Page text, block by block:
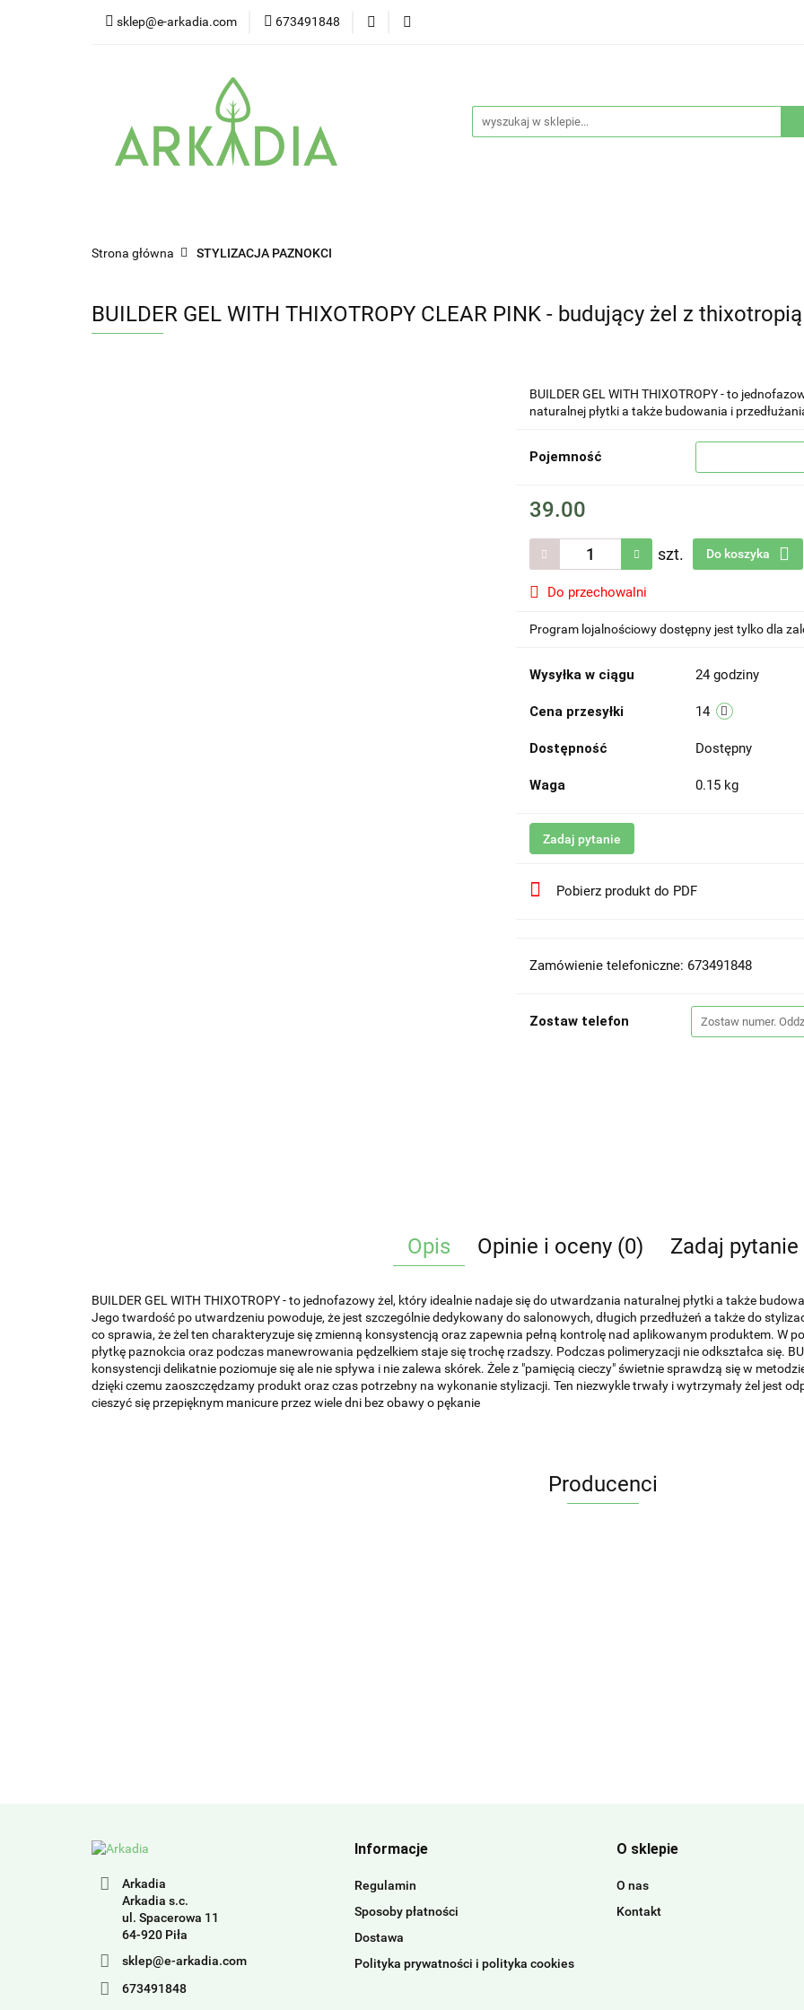
sklep@e-arkadia.com 673491848
Kategorie Producenci
Strona główna STYLIZACJA PAZNOKCI
BUILDER GEL WITH THIXOTROPY CLEAR PINK - budujący żel z
BUILDER GEL WITH THIXOTROPY - to
naturalnej płytki a także budowania i
Pojemność
39.00
szt. Do koszyka
Do przechowalni
Program lojalnościowy dostępny jest tylko dla
Wysyłka w ciągu 24 godziny
Cena przesyłki 14
Dostępność Dostępny
Waga 0.15 kg
Zadaj pytanie
Pobierz produkt do PDF
Zamówienie telefoniczne: 673491848
Zostaw telefon
Opis Opinie i oceny (0) Zadaj pytanie
BUILDER GEL WITH THIXOTROPY - to jednofazowy żel, który idealnie nadaje się do utwardzania naturalnej płytki a także
Jego twardość po utwardzeniu powoduje, że jest szczególnie dedykowany do salonowych, długich przedłużeń a także do
co sprawia, że żel ten charakteryzuje się zmienną konsystencją oraz zapewnia pełną kontrolę nad aplikowanym produktem. W
płytkę paznokcia oraz podczas manewrowania pędzelkiem staje się trochę rzadszy. Podczas polimeryzacji nie odkształca się.
konsystencji delikatnie poziomuje się ale nie spływa i nie zalewa skórek. Żele z "pamięcią cieczy" świetnie sprawdzą się w
dzięki czemu zaoszczędzamy produkt oraz czas potrzebny na wykonanie stylizacji. Ten niezwykle trwały i wytrzymały żel jest
cieszyć się przepięknym manicure przez wiele dni bez obawy o pękanie
Producenci
Arkadia
Arkadia s.c.
ul. Spacerowa 11
64-920 Piła
sklep@e-arkadia.com
673491848
Informacje
Regulamin
Sposoby płatności
Dostawa
Polityka prywatności i polityka cookies
O sklepie
O nas
Kontakt